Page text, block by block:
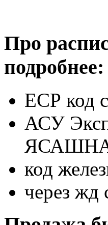
Про
подробнее:
ЕСР код
АСУ
код
через жд